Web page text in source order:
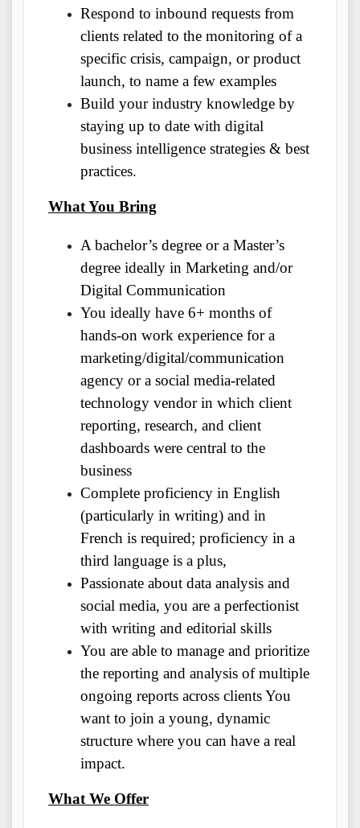
Respond to inbound requests from
clients related to the monitoring of a
specific crisis, campaign, or product
launch, to name a few examples
Build your industry knowledge by
staying up to date with digital
business intelligence strategies & best
practices.
What You Bring
A bachelor’s degree or a Master’s
degree ideally in Marketing and/or
Digital Communication
You ideally have 6+ months of
hands-on work experience for a
marketing/digital/communication
agency or a social media-related
technology vendor in which client
reporting, research, and client
dashboards were central to the
business
Complete proficiency in English
(particularly in writing) and in
French is required; proficiency in a
third language is a plus,
Passionate about data analysis and
social media, you are a perfectionist
with writing and editorial skills
You are able to manage and prioritize
the reporting and analysis of multiple
ongoing reports across clients You
want to join a young, dynamic
structure where you can have a real
impact.
What We Offer